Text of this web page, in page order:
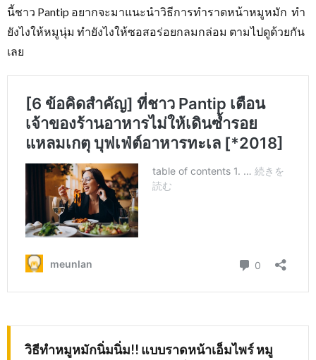
นี้ชาว Pantip อยากจะมาแนะนำวิธีการทำราดหน้าหมูหมัก ทำ
ยังไงให้หมูนุ่ม ทำยังไงให้ซอสอร่อยกลมกล่อม ตามไปดูด้วยกัน
เลย
วิธีทำหมูหมักนิ่มนิ่ม!! แบบราดหน้าเอ็มไพร์ หมู